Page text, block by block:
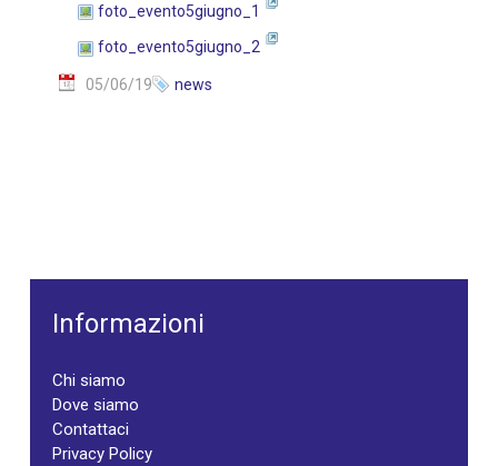
foto_evento5giugno_1
foto_evento5giugno_2
05/06/19 news
Informazioni
Chi siamo
Dove siamo
Contattaci
Privacy Policy